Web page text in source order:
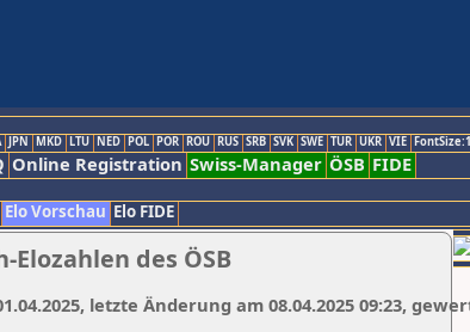
JPN MKD LTU NED POL POR ROU RUS SRB SVK SWE TUR UKR VIE
Online Registration Swiss-Manager ÖSB FIDE
Elo Vorschau Elo FIDE
des ÖSB
letzte Änderung am 08.04.2025 09:23,